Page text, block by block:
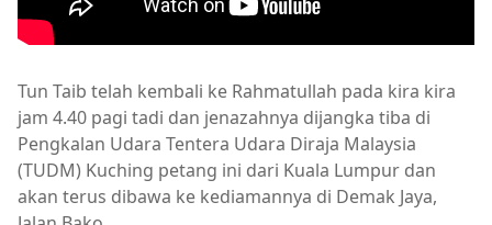
Tun Taib telah kembali ke Rahmatullah pada kira kira
jam 4.40 pagi tadi dan jenazahnya dijangka tiba di
Pengkalan Udara Tentera Udara Diraja Malaysia
(TUDM) Kuching petang ini dari Kuala Lumpur dan
akan terus dibawa ke kediamannya di Demak Jaya,